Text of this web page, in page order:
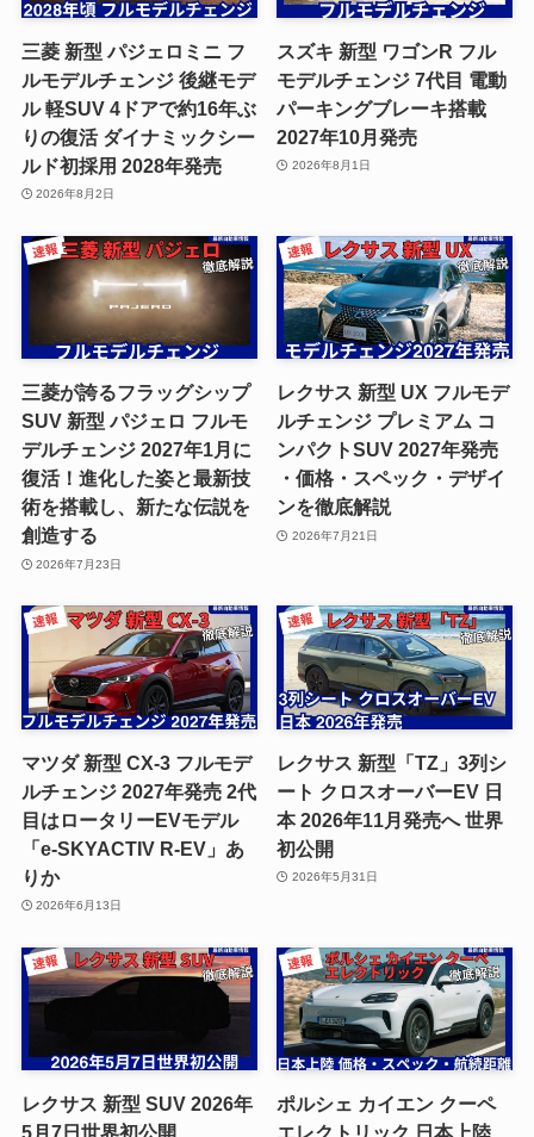
三菱 新型 パジェロミニ フ
ルモデルチェンジ 後継モデ
ル 軽SUV 4ドアで約16年ぶ
りの復活 ダイナミックシー
ルド初採用 2028年発売
2026年8月2日
スズキ 新型 ワゴンR フル
モデルチェンジ 7代目 電動
パーキングブレーキ搭載
2027年10月発売
2026年8月1日
三菱が誇るフラッグシップ
SUV 新型 パジェロ フルモ
デルチェンジ 2027年1月に
復活！進化した姿と最新技
術を搭載し、新たな伝説を
創造する
2026年7月23日
レクサス 新型 UX フルモデ
ルチェンジ プレミアム コ
ンパクトSUV 2027年発売
・価格・スペック・デザイ
ンを徹底解説
2026年7月21日
マツダ 新型 CX-3 フルモデ
ルチェンジ 2027年発売 2代
目はロータリーEVモデル
「e-SKYACTIV R-EV」あ
りか
2026年6月13日
レクサス 新型「TZ」3列シ
ート クロスオーバーEV 日
本 2026年11月発売へ 世界
初公開
2026年5月31日
レクサス 新型 SUV 2026年
ポルシェ カイエン クーペ